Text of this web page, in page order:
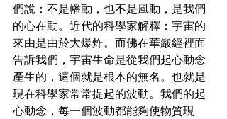
們說：不是幡動，也不是風動，是我們
的心在動。近代的科學家解釋：宇宙的
來由是由於大爆炸。而佛在華嚴經裡面
告訴我們，宇宙生命是從我們起心動念
產生的，這個就是根本的無名。也就是
現在科學家常常提起的波動。我們的起
心動念，每一個波動都能夠使物質現